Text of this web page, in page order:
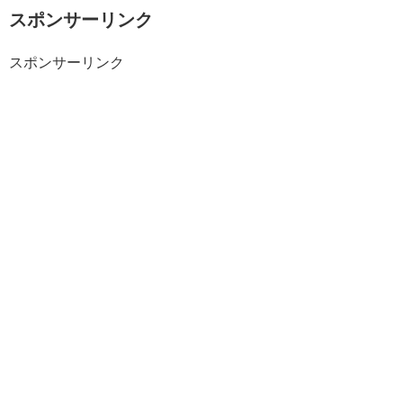
スポンサーリンク
スポンサーリンク